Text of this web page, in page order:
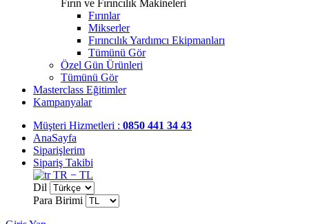
Fırın ve Fırıncılık Makineleri
Fırınlar
Mikserler
Fırıncılık Yardımcı Ekipmanları
Tümünü Gör
Özel Gün Ürünleri
Tümünü Gör
Masterclass Eğitimler
Kampanyalar
Müşteri Hizmetleri : 0850 441 34 43
AnaSayfa
Siparişlerim
Sipariş Takibi
TR − TL
Dil
Para Birimi